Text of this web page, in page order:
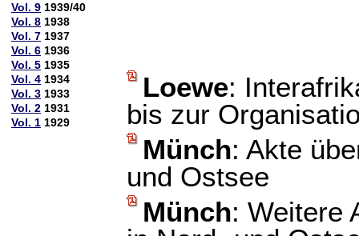
Vol. 9 1939/40
Vol. 8 1938
Vol. 7 1937
Vol. 6 1936
Vol. 5 1935
Vol. 4 1934
Vol. 3 1933
Vol. 2 1931
Vol. 1 1929
Loewe:
bis zur
Münch: Akte
und Ostsee
Münch: Weitere